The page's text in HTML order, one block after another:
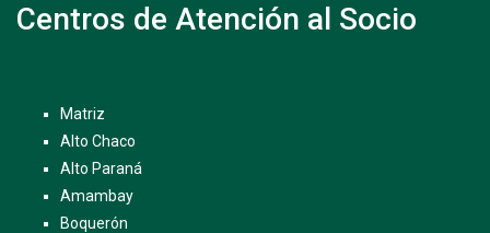
Centros de Atención al Socio
Matriz
Alto Chaco
Alto Paraná
Amambay
Boquerón